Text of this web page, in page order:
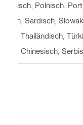
gisch, Polnisch,
ch, Sardisch,
h, Thailändisch,
h, Chinesisch,